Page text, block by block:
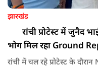
झारखंड
रांची प्रोटेस्ट में जुनैद
भोग मिल रहा Ground
रांची में चल रहे प्रोटेस्ट के